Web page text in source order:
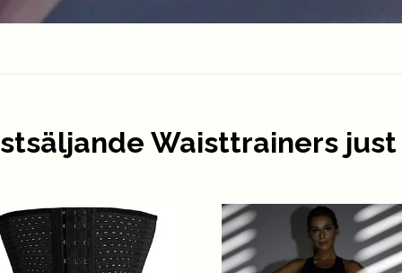
Waisttrainers just